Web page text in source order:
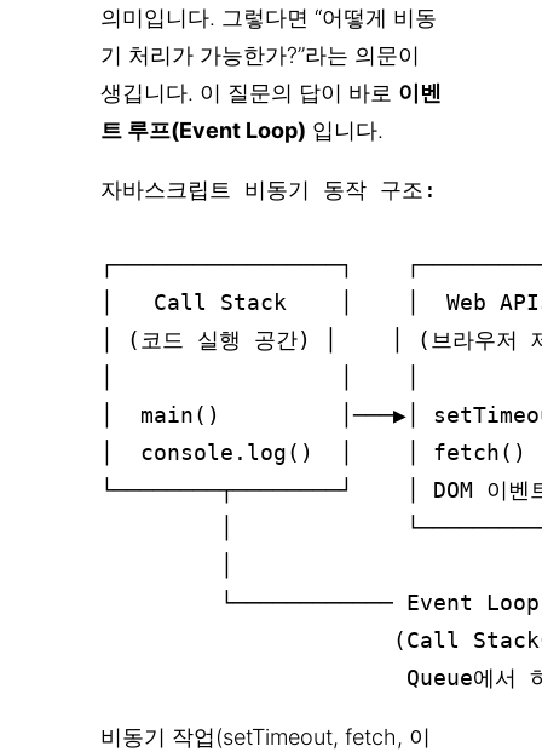
의미입니다. 그렇다면 “어떻게 비동
기 처리가 가능한가?”라는 의문이
생깁니다. 이 질문의 답이 바로 이벤
트 루프(Event Loop) 입니다.
자바스크립트 비동기 동작 구조:
┌─────────────────┐
│   Call Stack    │    │  Web
│ (코드 실행 공간) │    │ (브라우
│  main()         │───▶│
│  console.log()  │    │
└────────┬────────┘    │ DOM 이
│
└──────────── Event
(Call Stack
비동기 작업(setTimeout, fetch, 이